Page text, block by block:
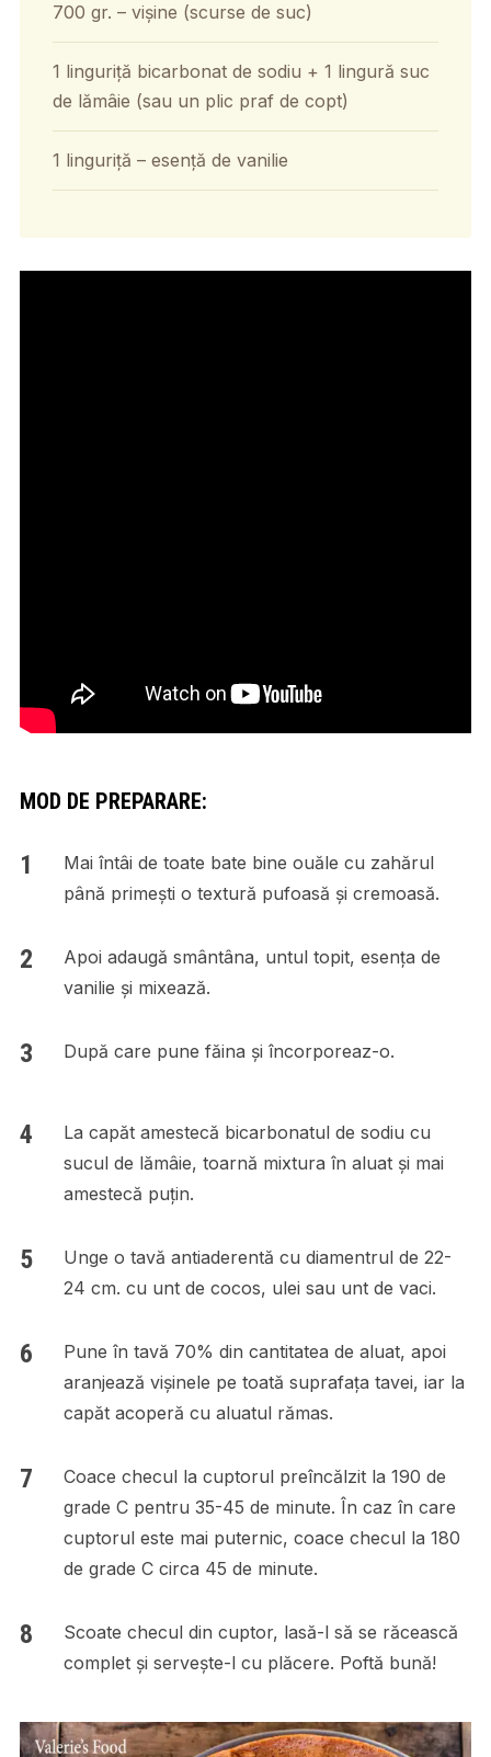
700 gr. – vișine (scurse de suc)
1 linguriță bicarbonat de sodiu + 1 lingură suc
de lămâie (sau un plic praf de copt)
1 linguriță – esență de vanilie
MOD DE PREPARARE:
Mai întâi de toate bate bine ouăle cu zahărul
până primești o textură pufoasă și cremoasă.
Apoi adaugă smântâna, untul topit, esența de
vanilie și mixează.
După care pune făina și încorporeaz-o.
La capăt amestecă bicarbonatul de sodiu cu
sucul de lămâie, toarnă mixtura în aluat și mai
amestecă puțin.
Unge o tavă antiaderentă cu diamentrul de 22-
24 cm. cu unt de cocos, ulei sau unt de vaci.
Pune în tavă 70% din cantitatea de aluat, apoi
aranjează vișinele pe toată suprafața tavei, iar la
capăt acoperă cu aluatul rămas.
Coace checul la cuptorul preîncălzit la 190 de
grade C pentru 35-45 de minute. În caz în care
cuptorul este mai puternic, coace checul la 180
de grade C circa 45 de minute.
Scoate checul din cuptor, lasă-l să se răcească
complet și servește-l cu plăcere. Poftă bună!